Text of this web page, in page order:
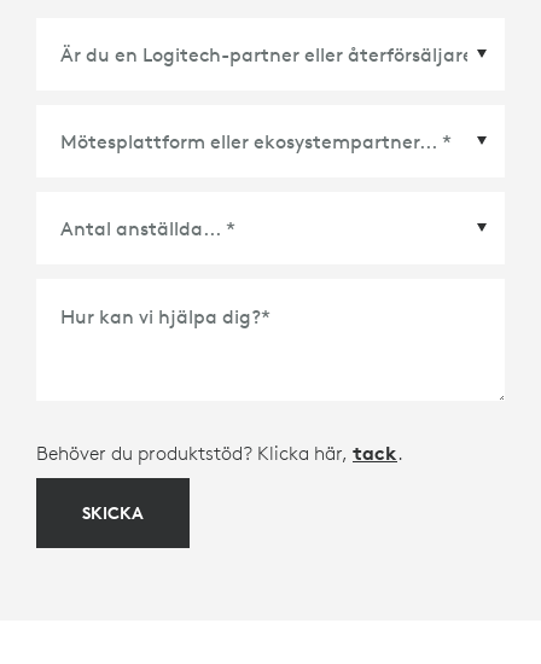
Hur kan vi hjälpa dig?*
Behöver du produktstöd? Klicka här, tack.
SKICKA